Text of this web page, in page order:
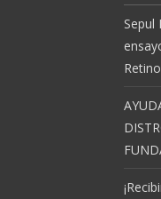
Sepul